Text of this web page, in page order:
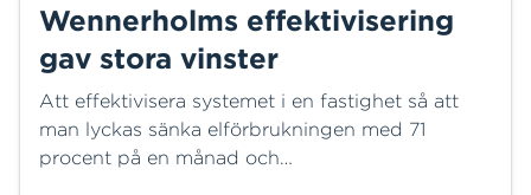
Wennerholms effektivisering
gav stora vinster
Att effektivisera systemet i en fastighet så att
man lyckas sänka elförbrukningen med 71
procent på en månad och